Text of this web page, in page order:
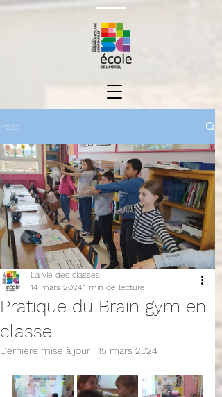
Post
Pratique du Brain gym en
classe
La vie des classes
14 mars 20241 min de lecture
Dernière mise à jour : 15 mars 2024